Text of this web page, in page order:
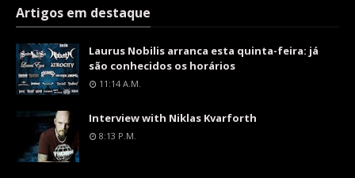
Artigos em destaque
Laurus Nobilis arranca esta quinta-feira: já
são conhecidos os horários
11:14 A.m.
Interview with Niklas Kvarforth
8:13 P.m.